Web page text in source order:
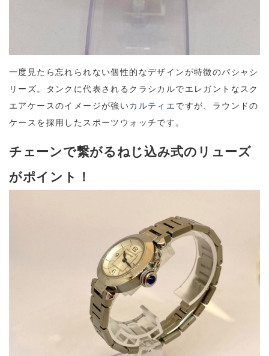
一度見たら忘れられない個性的なデザインが特徴のパシャシ
リーズ。タンクに代表されるクラシカルでエレガントなスク
エアケースのイメージが強いカルティエですが、ラウンドの
ケースを採用したスポーツウォッチです。
チェーンで繋がるねじ込み式のリューズ
がポイント！